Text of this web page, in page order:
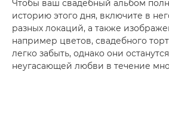
Чтобы ваш свадебный альбом
историю этого дня, включите в
разных локаций, а также
например цветов, свадебного
легко забыть, однако они
неугасающей любви в течение